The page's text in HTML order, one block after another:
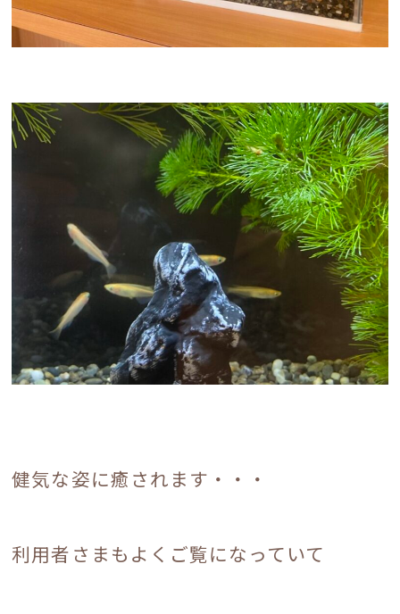
健気な姿に癒されます・・・
利用者さまもよくご覧になっていて